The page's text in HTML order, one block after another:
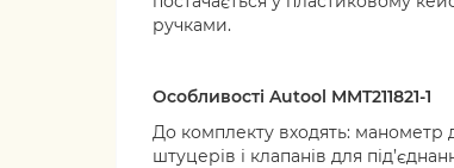
ручками.
Особливості Autool MMT211821-1
До комплекту входять: манометр
штуцерів і клапанів для